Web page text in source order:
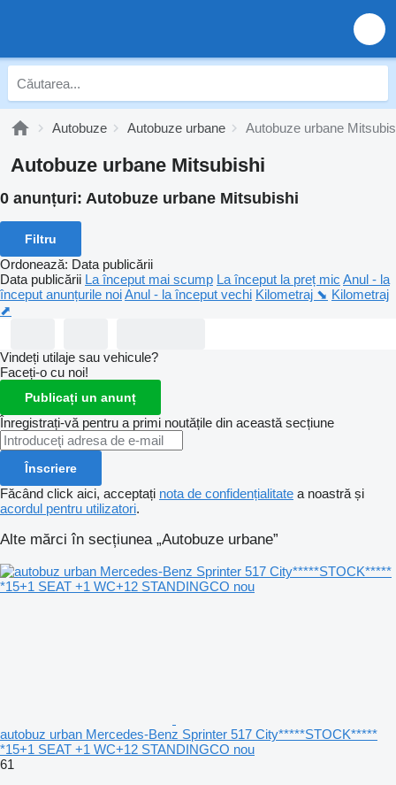
Autobuze Autobuze urbane Autobuze urbane
Autobuze urbane Mitsubishi
0 anunțuri: Autobuze urbane Mitsubishi
Filtru
Ordonează: Data publicării
Data publicării La început mai scump La început la preț mic Anul - la
început anunțurile noiAnul - la început vechi Kilometraj ⬊ Kilometraj
⬈
Vindeți utilaje sau vehicule?
Faceți-o cu noi!
Publicați un anunț
Înregistrați-vă pentru a primi noutățile din această secțiune
Înscriere
Făcând click aici, acceptați nota de confidențialitate a noastră și
acordul pentru utilizatori.
Alte mărci în secțiunea „Autobuze urbane”
autobuz urban Mercedes-Benz Sprinter 517 City*****STOCK*****
*15+1 SEAT +1 WC+12 STANDINGCO nou
61